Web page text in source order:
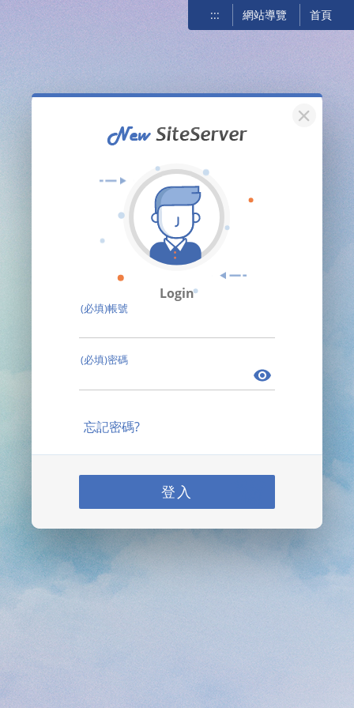
::: 網站導覽 首頁
關閉
Login
(必填)帳號
(必填)密碼
忘記密碼?
登入